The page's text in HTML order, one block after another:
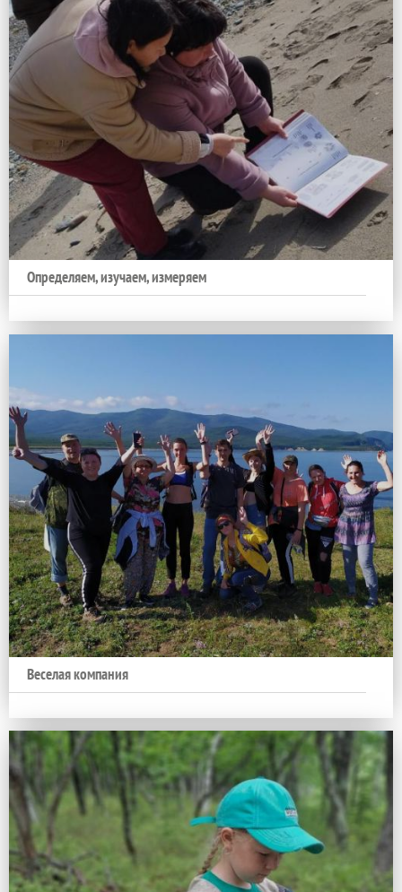
Определяем, изучаем, измеряем
Веселая компания